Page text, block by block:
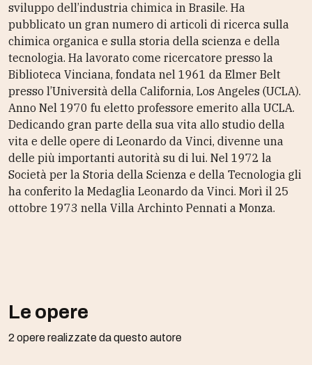
sviluppo dell’industria chimica in Brasile. Ha
pubblicato un gran numero di articoli di ricerca sulla
chimica organica e sulla storia della scienza e della
tecnologia. Ha lavorato come ricercatore presso la
Biblioteca Vinciana, fondata nel 1961 da Elmer Belt
presso l’Università della California, Los Angeles (UCLA).
Anno Nel 1970 fu eletto professore emerito alla UCLA.
Dedicando gran parte della sua vita allo studio della
vita e delle opere di Leonardo da Vinci, divenne una
delle più importanti autorità su di lui. Nel 1972 la
Società per la Storia della Scienza e della Tecnologia gli
ha conferito la Medaglia Leonardo da Vinci. Morì il 25
ottobre 1973 nella Villa Archinto Pennati a Monza.
Le opere
2 opere realizzate da questo autore